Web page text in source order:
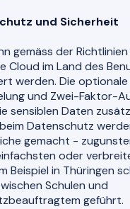
und Sicherheit
gemäss der
Cloud im Land des
werden. Die optionale
und Zwei-Faktor-
sensiblen Daten
Datenschutz
gemacht -
oder
Beispiel in Thüringen
Schulen und
geführt.